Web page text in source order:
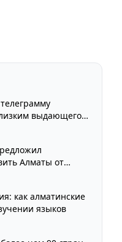
выдающегося
Алматы от
как алматинские
языков